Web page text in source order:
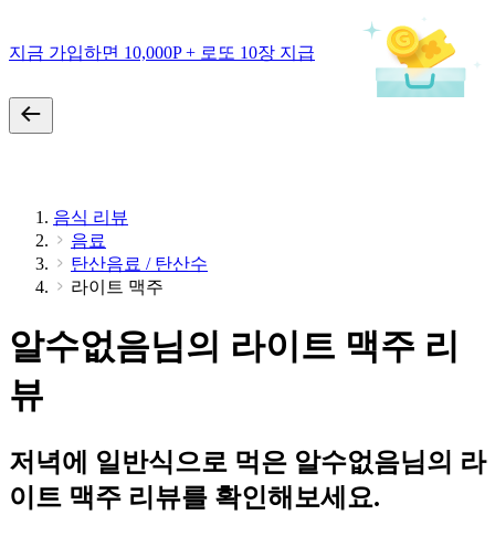
지금 가입하면 10,000P + 로또 10장 지급
음식 리뷰
음료
탄산음료 / 탄산수
라이트 맥주
알수없음님의 라이트 맥주 리
뷰
저녁에 일반식으로 먹은 알수없음님의 라
이트 맥주 리뷰를 확인해보세요.